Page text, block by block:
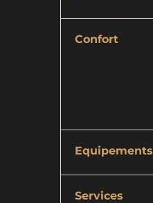
Confort
Equipements
Services